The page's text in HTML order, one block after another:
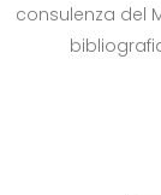
consulenza del